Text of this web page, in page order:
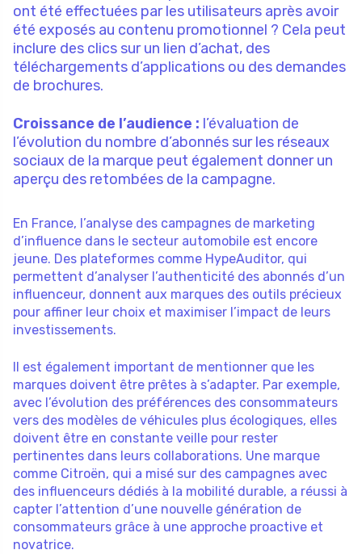
ont été effectuées par les utilisateurs après avoir
été exposés au contenu promotionnel ? Cela peut
inclure des clics sur un lien d’achat, des
téléchargements d’applications ou des demandes
de brochures.
Croissance de l’audience : l’évaluation de
l’évolution du nombre d’abonnés sur les réseaux
sociaux de la marque peut également donner un
aperçu des retombées de la campagne.
En France, l’analyse des campagnes de marketing
d’influence dans le secteur automobile est encore
jeune. Des plateformes comme HypeAuditor, qui
permettent d’analyser l’authenticité des abonnés d’un
influenceur, donnent aux marques des outils précieux
pour affiner leur choix et maximiser l’impact de leurs
investissements.
Il est également important de mentionner que les
marques doivent être prêtes à s’adapter. Par exemple,
avec l’évolution des préférences des consommateurs
vers des modèles de véhicules plus écologiques, elles
doivent être en constante veille pour rester
pertinentes dans leurs collaborations. Une marque
comme Citroën, qui a misé sur des campagnes avec
des influenceurs dédiés à la mobilité durable, a réussi à
capter l’attention d’une nouvelle génération de
consommateurs grâce à une approche proactive et
novatrice.